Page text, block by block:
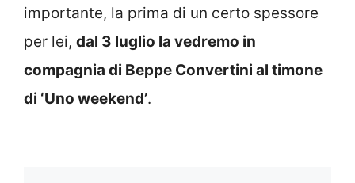
importante, la prima di un certo spessore
per lei, dal 3 luglio la vedremo in
compagnia di Beppe Convertini al timone
di ‘Uno weekend’.